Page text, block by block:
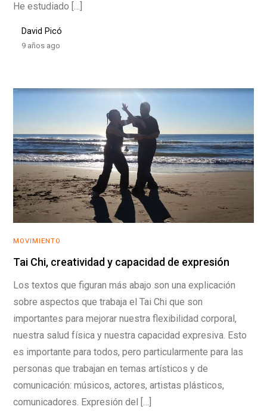
He estudiado […]
David Picó
9 años ago
MOVIMIENTO
Tai Chi, creatividad y capacidad de expresión
Los textos que figuran más abajo son una explicación
sobre aspectos que trabaja el Tai Chi que son
importantes para mejorar nuestra flexibilidad corporal,
nuestra salud física y nuestra capacidad expresiva. Esto
es importante para todos, pero particularmente para las
personas que trabajan en temas artísticos y de
comunicación: músicos, actores, artistas plásticos,
comunicadores. Expresión del […]